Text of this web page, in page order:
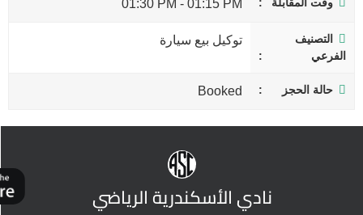
01:15 PM
-
01:30 PM
التصنيف
الفرعي
توكيل بيع سيارة
حالة الحجز Booked
نادي الأسكندرية الرياضي